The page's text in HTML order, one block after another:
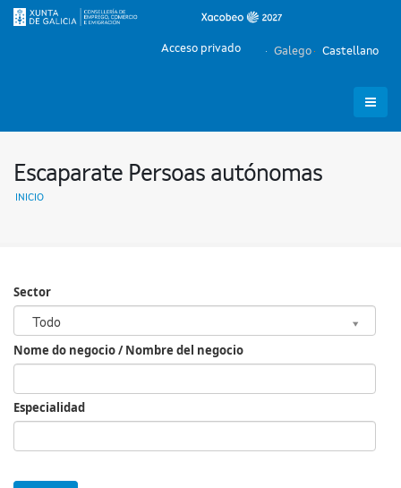
Galego Castellano
Acceso privado
Escaparate Persoas autónomas
INICIO
Sector
Todo
Sector
Nome do negocio / Nombre del negocio
Especialidad